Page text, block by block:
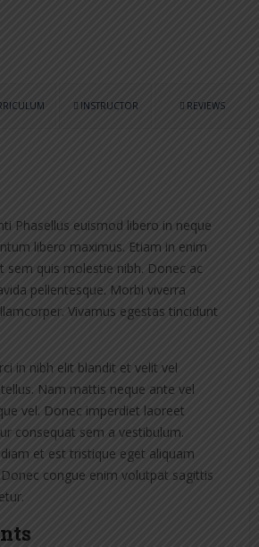
INSTRUCTOR REVIEWS
Phasellus euismod libero in neque
libero maximus. Etiam in enim
sem quis molestie nibh. Donec ac
pellentesque. Morbi viverra
Vivamus egestas tincidunt
in nibh elit blandit et velit vel
Nam mattis neque ante vel
vel. Donec imperdiet laoreet
consequat sem a vestibulum.
et est tristique eget aliquam
congue enim volutpat sagittis